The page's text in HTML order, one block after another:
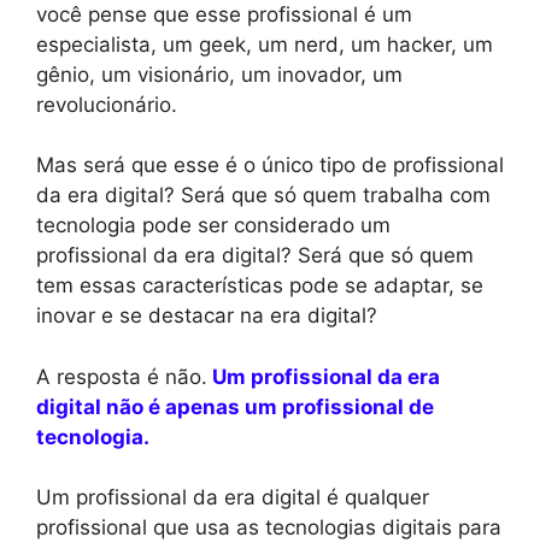
você pense que esse profissional é um
especialista, um geek, um nerd, um hacker, um
gênio, um visionário, um inovador, um
revolucionário.
Mas será que esse é o único tipo de profissional
da era digital? Será que só quem trabalha com
tecnologia pode ser considerado um
profissional da era digital? Será que só quem
tem essas características pode se adaptar, se
inovar e se destacar na era digital?
A resposta é não. Um profissional da era
digital não é apenas um profissional de
tecnologia.
Um profissional da era digital é qualquer
profissional que usa as tecnologias digitais para